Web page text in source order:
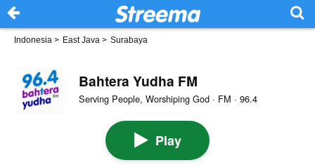
Indonesia > East Java > Surabaya
Bahtera Yudha FM
Serving People, Worshiping God · FM · 96.4
Play